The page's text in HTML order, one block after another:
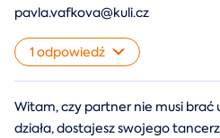
pavla.vafkova@kuli.cz
1 odpowiedź
Witam, czy partner nie musi brać
działa, dostajesz swojego